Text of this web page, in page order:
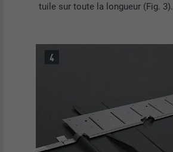
tuile sur toute la longueur (Fig. 3).